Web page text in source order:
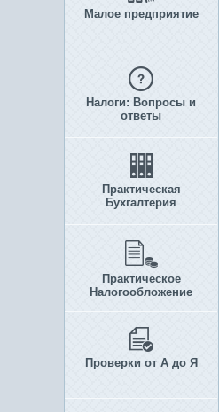
Малое предприятие
Налоги: Вопросы и
ответы
Практическая
Бухгалтерия
Практическое
Налогообложение
Проверки от А до Я